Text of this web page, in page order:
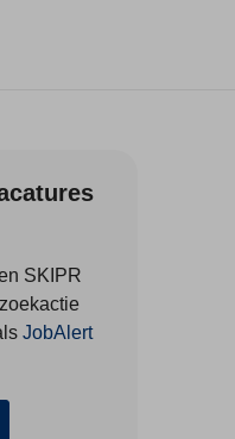
SKIPR
JobAlert